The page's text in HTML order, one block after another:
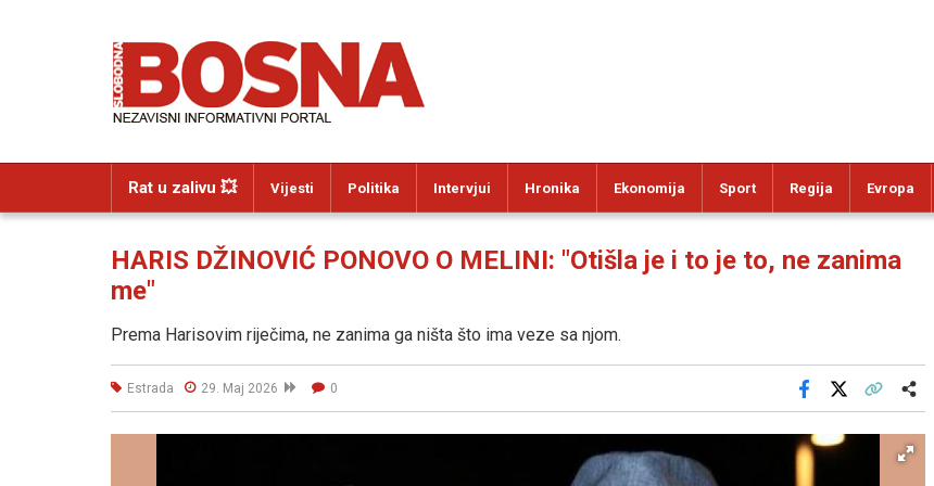
Rat u zalivu 💥 Vijesti Politika Intervjui Hronika Ekonomija Sport Regija Evropa
HARIS DŽINOVIĆ PONOVO O MELINI: "Otišla je i to je to, ne zanima
me"
Prema Harisovim riječima, ne zanima ga ništa što ima veze sa njom.
Estrada 29. Maj 2026 0
Facebook